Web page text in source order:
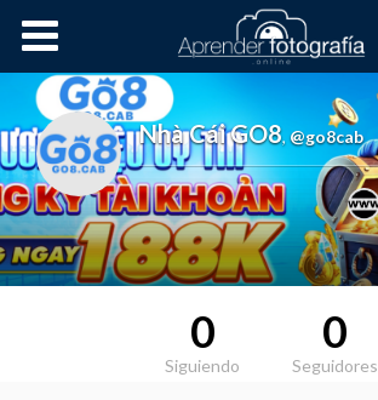
Cursos OnLine
Nhà Cái GO8, @go8cab
0
Siguiendo
0
Seguidores